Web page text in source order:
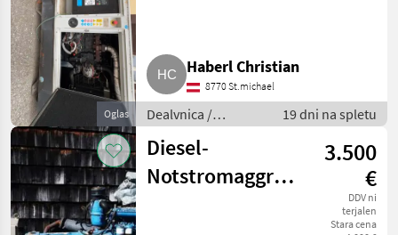
Oglas
Haberl Christian
8770 St.michael
Dealvnica /
Električni
generatorji
19 dni na spletu
Diesel-
Notstromaggregat
3.500
€
DDV ni
terjalen
Stara cena